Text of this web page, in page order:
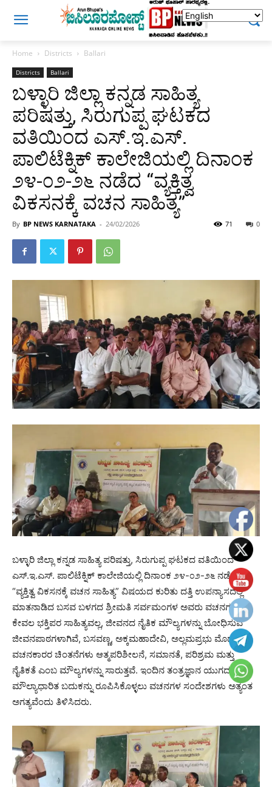
Home Districts Ballari
Districts Ballari
ಬಳ್ಳಾರಿ ಜಿಲ್ಲಾ ಕನ್ನಡ ಸಾಹಿತ್ಯ
ಪರಿಷತ್ತು, ಸಿರುಗುಪ್ಪ ಘಟಕದ
ವತಿಯಿಂದ ಎಸ್.ಇ.ಎಸ್.
ಪಾಲಿಟೆಕ್ನಿಕ್ ಕಾಲೇಜಿಯಲ್ಲಿ ದಿನಾಂಕ
೨೪-೦೨-೨೬ ನಡೆದ “ವ್ಯಕ್ತಿತ್ವ
ವಿಕಸನಕ್ಕೆ ವಚನ ಸಾಹಿತ್ಯ”
By BP NEWS KARNATAKA - 24/02/2026 0
71
ಬಳ್ಳಾರಿ ಜಿಲ್ಲಾ ಕನ್ನಡ ಸಾಹಿತ್ಯ ಪರಿಷತ್ತು, ಸಿರುಗುಪ್ಪ ಘಟಕದ ವತಿಯಿಂದ
ಎಸ್.ಇ.ಎಸ್. ಪಾಲಿಟೆಕ್ನಿಕ್ ಕಾಲೇಜಿಯಲ್ಲಿ ದಿನಾಂಕ ೨೪-೦೨-೨೬ ನಡೆದ
“ವ್ಯಕ್ತಿತ್ವ ವಿಕಸನಕ್ಕೆ ವಚನ ಸಾಹಿತ್ಯ” ವಿಷಯದ ಕುರಿತು ದತ್ತಿ ಉಪನ್ಯಾಸದಲ್ಲಿ
ಮಾತನಾಡಿದ ಬಸವ ಬಳಗದ ಶ್ರೀಮತಿ ಸರ್ವಮಂಗಳ ಅವರು ವಚನಗಳು
ಕೇವಲ ಭಕ್ತಿಪರ ಸಾಹಿತ್ಯವಲ್ಲ, ಜೀವನದ ನೈತಿಕ ಮೌಲ್ಯಗಳನ್ನು ಬೋಧಿಸುವ
ಜೀವನಪಾಠಗಳಾಗಿವೆ, ಬಸವಣ್ಣ, ಅಕ್ಕಮಹಾದೇವಿ, ಅಲ್ಲಮಪ್ರಭು ಮೊದಲಾದ
ವಚನಕಾರರ ಚಿಂತನೆಗಳು ಆತ್ಮಪರಿಶೀಲನೆ, ಸಮಾನತೆ, ಪರಿಶ್ರಮ ಮತ್ತು
ನೈತಿಕತೆ ಎಂಬ ಮೌಲ್ಯಗಳನ್ನು ಸಾರುತ್ತವೆ. ಇಂದಿನ ತಂತ್ರಜ್ಞಾನ ಯುಗದಲ್ಲಿ
ಮೌಲ್ಯಾಧಾರಿತ ಬದುಕನ್ನು ರೂಪಿಸಿಕೊಳ್ಳಲು ವಚನಗಳ ಸಂದೇಶಗಳು ಅತ್ಯಂತ
ಅಗತ್ಯವೆಂದು ತಿಳಿಸಿದರು.